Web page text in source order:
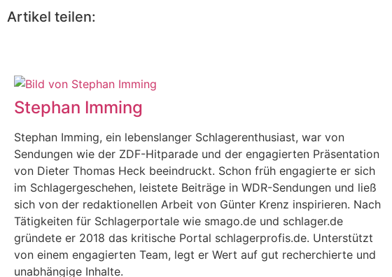
Artikel teilen:
Stephan Imming
Stephan Imming, ein lebenslanger Schlagerenthusiast, war von
Sendungen wie der ZDF-Hitparade und der engagierten Präsentation
von Dieter Thomas Heck beeindruckt. Schon früh engagierte er sich
im Schlagergeschehen, leistete Beiträge in WDR-Sendungen und ließ
sich von der redaktionellen Arbeit von Günter Krenz inspirieren. Nach
Tätigkeiten für Schlagerportale wie smago.de und schlager.de
gründete er 2018 das kritische Portal schlagerprofis.de. Unterstützt
von einem engagierten Team, legt er Wert auf gut recherchierte und
unabhängige Inhalte.